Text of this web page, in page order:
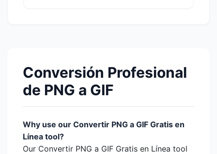
Conversión Profesional
de PNG a GIF
Why use our Convertir PNG a GIF Gratis en
Línea tool?
Our Convertir PNG a GIF Gratis en Línea tool